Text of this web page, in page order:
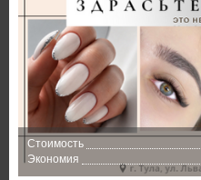
Стоимость
Экономия